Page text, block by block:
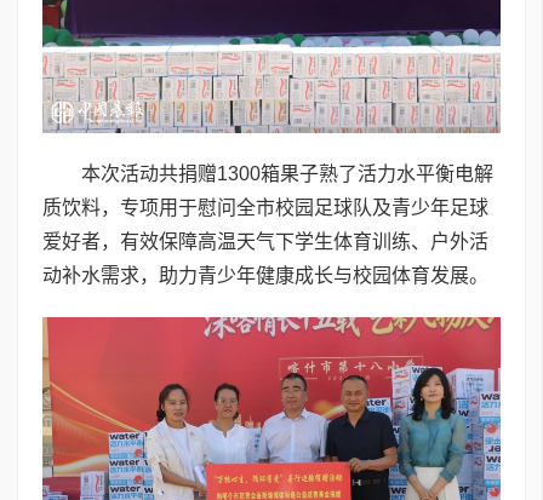
本次活动共捐赠1300箱果子熟了活力水平衡电解
质饮料，专项用于慰问全市校园足球队及青少年足球
爱好者，有效保障高温天气下学生体育训练、户外活
动补水需求，助力青少年健康成长与校园体育发展。